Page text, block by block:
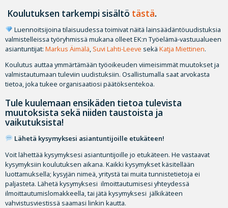
Koulutuksen tarkempi sisältö tästä.
Luennoitsijoina tilaisuudessa toimivat näitä lainsäädäntöuudistuksia
valmistelleissa työryhmissä mukana olleet EK:n Työelämä-vastuualueen
asiantuntijat: Markus Äimälä Suvi Lahti-Leeve sekä Katja Miettinen.
Koulutus auttaa ymmärtämään työoikeuden viimeisimmät muutokset ja
valmistautumaan tuleviin uudistuksiin. Osallistumalla saat arvokasta
tietoa, joka tukee organisaatiosi päätöksentekoa.
Tule kuulemaan ensikäden tietoa tulevista
muutoksista sekä niiden taustoista ja
vaikutuksista!
Lähetä kysymyksesi asiantuntijoille etukäteen!
Voit lähettää kysymyksesi asiantuntijoille jo etukäteen. He vastaavat
kysymyksiin koulutuksen aikana. Kaikki kysymykset käsitellään
luottamuksella; kysyjän nimeä, yritystä tai muita tunnistetietoja ei
paljasteta. Lähetä kysymyksesi ilmoittautumisesi yhteydessä
ilmoittautumislomakkeella, tai jätä kysymyksesi jälkikäteen
vahvistusviestissä saamasi linkin kautta.